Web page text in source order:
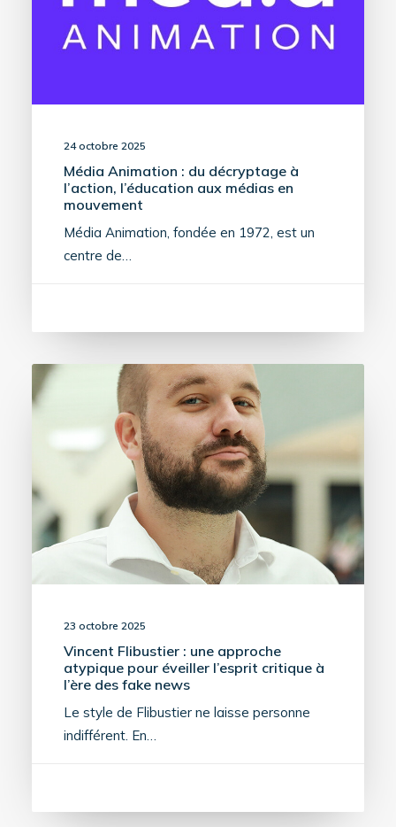
24 octobre 2025
Média Animation : du décryptage à
l’action, l’éducation aux médias en
mouvement
Média Animation, fondée en 1972, est un
centre de…
23 octobre 2025
Vincent Flibustier : une approche
atypique pour éveiller l’esprit critique à
l’ère des fake news
Le style de Flibustier ne laisse personne
indifférent. En…